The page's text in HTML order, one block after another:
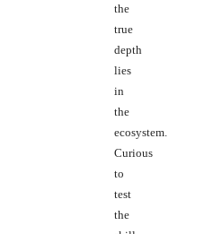
the
true
depth
lies
in
the
ecosystem.
Curious
to
test
the